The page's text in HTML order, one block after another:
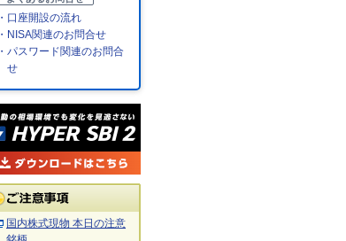
・口座開設の流れ
・NISA関連のお問合せ
・パスワード関連のお問合
せ
国内株式現物 本日の注意